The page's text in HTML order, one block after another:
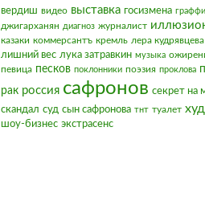
вердиш видео выставка госизмена
джигарханян диагноз журналист
казаки коммерсантъ кремль лера кудрявцева
лишний вес лука затравкин музыка
певица песков поклонники поэзия проклова
рак россия сафронов секрет на
скандал суд сын сафронова тнт туалет
шоу-бизнес экстрасенс